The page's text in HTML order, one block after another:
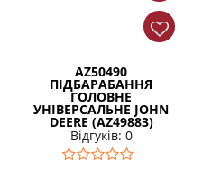
AZ50490
ПІДБАРАБАННЯ
ГОЛОВНЕ
УНІВЕРСАЛЬНЕ JOHN
DEERE (AZ49883)
Відгуків: 0